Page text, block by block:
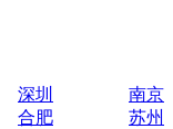
深圳
南京
合肥
苏州